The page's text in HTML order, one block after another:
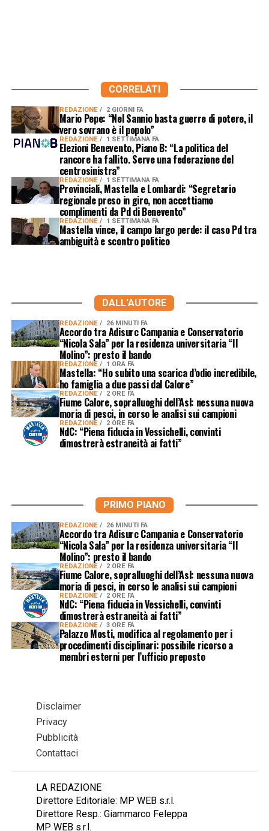
CORRELATI
REDAZIONE 2 GIORNI FA
Mario Pepe: “Nel Sannio basta guerre di potere, il
vero sovrano è il popolo”
REDAZIONE 1 SETTIMANA FA
Elezioni Benevento, Piano B: “La politica del
rancore ha fallito. Serve una federazione del
centrosinistra”
REDAZIONE 1 SETTIMANA FA
Provinciali, Mastella e Lombardi: “Segretario
regionale preso in giro, non accettiamo
complimenti da Pd di Benevento”
REDAZIONE 1 SETTIMANA FA
Mastella vince, il campo largo perde: il caso Pd tra
ambiguità e scontro politico
DALL'AUTORE
REDAZIONE 26 MINUTI FA
Accordo tra Adisurc Campania e Conservatorio
“Nicola Sala” per la residenza universitaria “Il
Molino”: presto il bando
REDAZIONE 1 ORA FA
Mastella: “Ho subito una scarica d’odio incredibile,
ho famiglia a due passi dal Calore”
REDAZIONE 2 ORE FA
Fiume Calore, sopralluoghi dell’Asl: nessuna nuova
moria di pesci, in corso le analisi sui campioni
REDAZIONE 2 ORE FA
NdC: “Piena fiducia in Vessichelli, convinti
dimostrerà estraneità ai fatti”
PRIMO PIANO
REDAZIONE 26 MINUTI FA
Accordo tra Adisurc Campania e Conservatorio
“Nicola Sala” per la residenza universitaria “Il
Molino”: presto il bando
REDAZIONE 2 ORE FA
Fiume Calore, sopralluoghi dell’Asl: nessuna nuova
moria di pesci, in corso le analisi sui campioni
REDAZIONE 2 ORE FA
NdC: “Piena fiducia in Vessichelli, convinti
dimostrerà estraneità ai fatti”
REDAZIONE 3 ORE FA
Palazzo Mosti, modifica al regolamento per i
procedimenti disciplinari: possibile ricorso a
membri esterni per l’ufficio preposto
Disclaimer
Privacy
Pubblicità
Contattaci
LA REDAZIONE
Direttore Editoriale: MP WEB s.r.l.
Direttore Resp.: Giammarco Feleppa
MP WEB s.r.l.